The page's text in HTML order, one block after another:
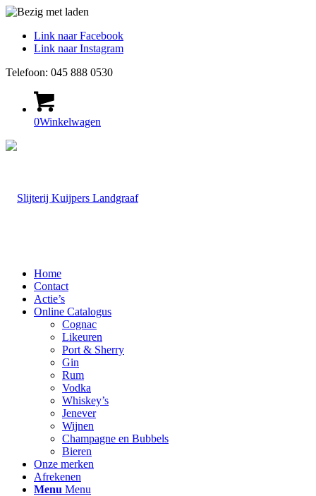
Link naar Facebook
Link naar Instagram
Telefoon: 045 888 0530
0Winkelwagen
Home
Contact
Actie’s
Online Catalogus
Cognac
Likeuren
Port & Sherry
Gin
Rum
Vodka
Whiskey’s
Jenever
Wijnen
Champagne en Bubbels
Bieren
Onze merken
Afrekenen
Menu Menu